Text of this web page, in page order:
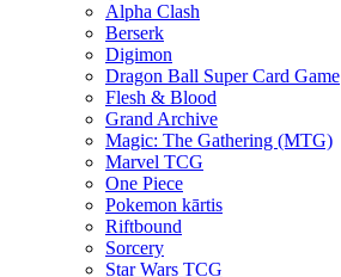
Alpha Clash
Berserk
Digimon
Dragon Ball Super Card Game
Flesh & Blood
Grand Archive
Magic: The Gathering (MTG)
Marvel TCG
One Piece
Pokemon kārtis
Riftbound
Sorcery
Star Wars TCG